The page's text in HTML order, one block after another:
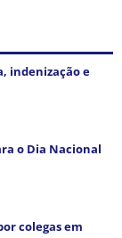
indenização e
o Dia Nacional
colegas em